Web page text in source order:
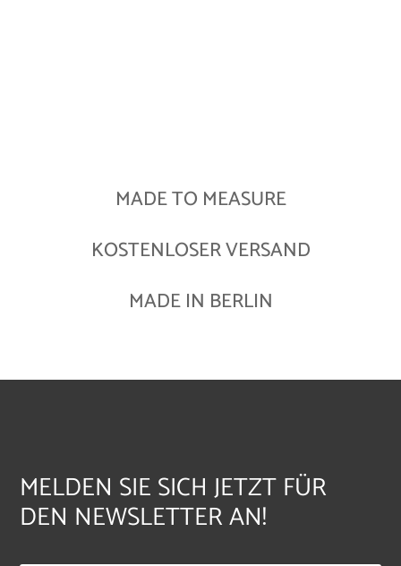
MADE TO MEASURE
KOSTENLOSER VERSAND
MADE IN BERLIN
MELDEN SIE SICH JETZT FÜR
DEN NEWSLETTER AN!